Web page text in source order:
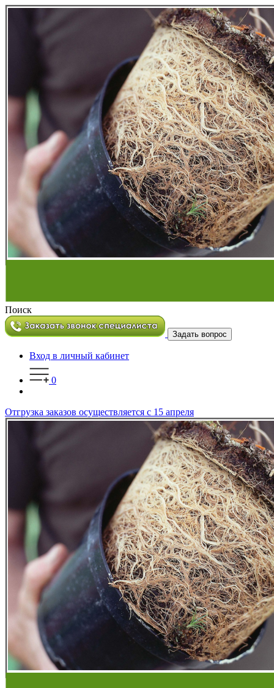
Поиск
Задать вопрос
Вход в личный кабинет
0
Отгрузка заказов осуществляется с 15 апреля